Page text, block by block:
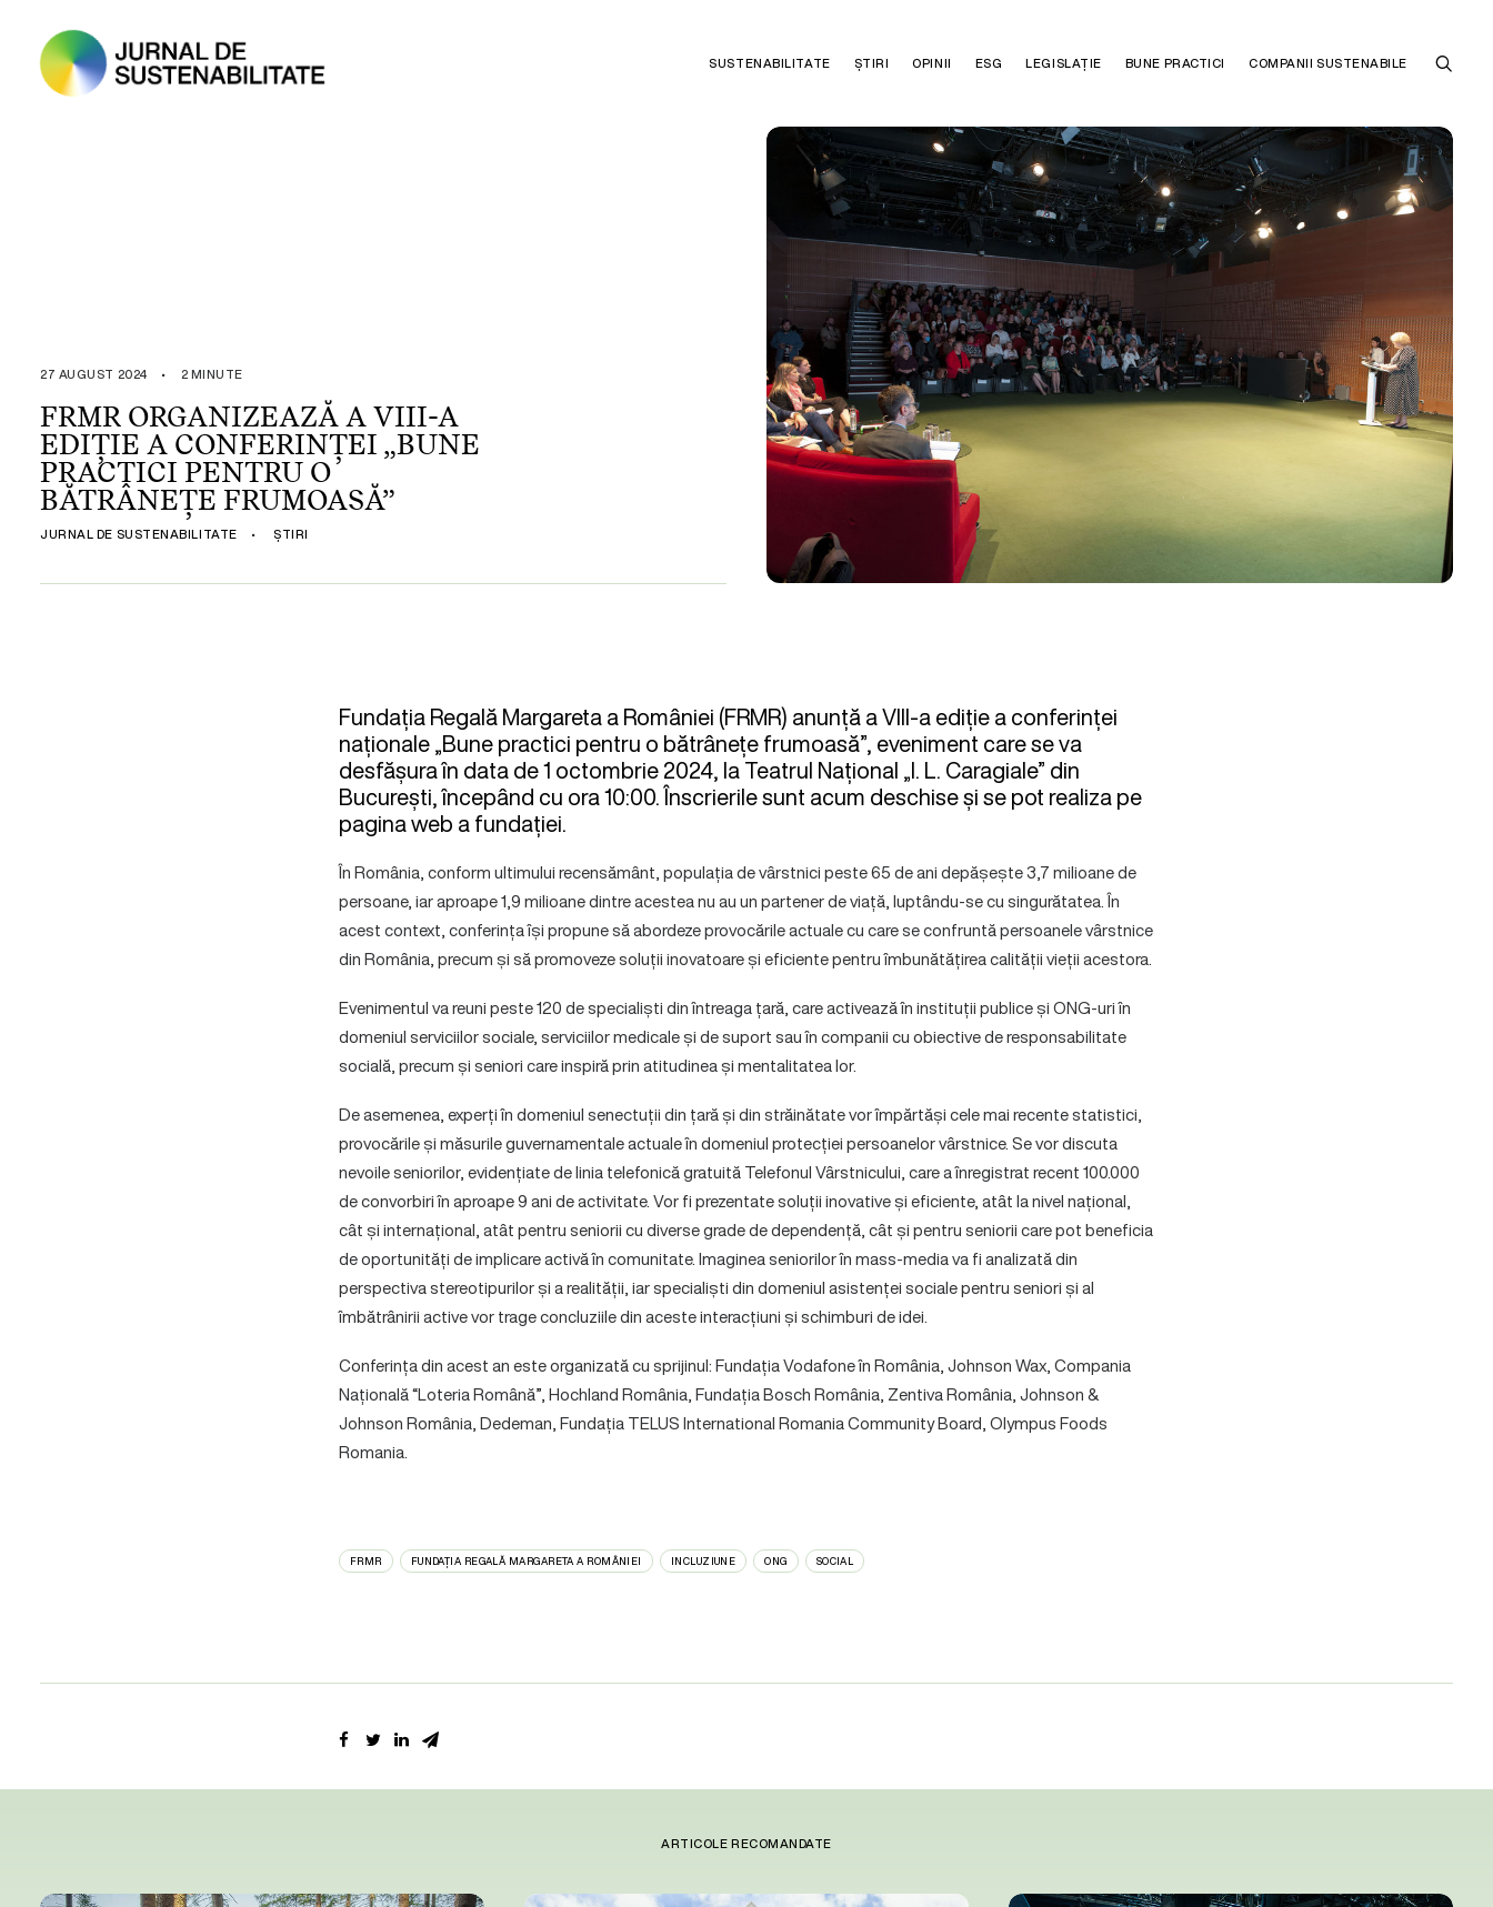
SUSTENABILITATE ȘTIRI OPINII ESG LEGISLAȚIE BUNE PRACTICI COMPANII SUSTENABILE
27 AUGUST 2024 • 2 MINUTE
FRMR ORGANIZEAZĂ A VIII-A
EDIȚIE A CONFERINȚEI „BUNE
PRACTICI PENTRU O
BĂTRÂNEȚE FRUMOASĂ”
JURNAL DE SUSTENABILITATE • ȘTIRI
Fundația Regală Margareta a României (FRMR) anunță a VIII-a ediție a conferinței
naționale „Bune practici pentru o bătrânețe frumoasă”, eveniment care se va
desfășura în data de 1 octombrie 2024, la Teatrul Național „I. L. Caragiale” din
București, începând cu ora 10:00. Înscrierile sunt acum deschise și se pot realiza pe
pagina web a fundației.
În România, conform ultimului recensământ, populația de vârstnici peste 65 de ani depășește 3,7 milioane de
persoane, iar aproape 1,9 milioane dintre acestea nu au un partener de viață, luptându-se cu singurătatea. În
acest context, conferința își propune să abordeze provocările actuale cu care se confruntă persoanele vârstnice
din România, precum și să promoveze soluții inovatoare și eficiente pentru îmbunătățirea calității vieții acestora.
Evenimentul va reuni peste 120 de specialiști din întreaga țară, care activează în instituții publice și ONG-uri în
domeniul serviciilor sociale, serviciilor medicale și de suport sau în companii cu obiective de responsabilitate
socială, precum și seniori care inspiră prin atitudinea și mentalitatea lor.
De asemenea, experți în domeniul senectuții din țară și din străinătate vor împărtăși cele mai recente statistici,
provocările și măsurile guvernamentale actuale în domeniul protecției persoanelor vârstnice. Se vor discuta
nevoile seniorilor, evidențiate de linia telefonică gratuită Telefonul Vârstnicului, care a înregistrat recent 100.000
de convorbiri în aproape 9 ani de activitate. Vor fi prezentate soluții inovative și eficiente, atât la nivel național,
cât și internațional, atât pentru seniorii cu diverse grade de dependență, cât și pentru seniorii care pot beneficia
de oportunități de implicare activă în comunitate. Imaginea seniorilor în mass-media va fi analizată din
perspectiva stereotipurilor și a realității, iar specialiști din domeniul asistenței sociale pentru seniori și al
îmbătrânirii active vor trage concluziile din aceste interacțiuni și schimburi de idei.
Conferința din acest an este organizată cu sprijinul: Fundația Vodafone în România, Johnson Wax, Compania
Națională “Loteria Română”, Hochland România, Fundația Bosch România, Zentiva România, Johnson &
Johnson România, Dedeman, Fundația TELUS International Romania Community Board, Olympus Foods
Romania.
FRMR FUNDAȚIA REGALĂ MARGARETA A ROMÂNIEI INCLUZIUNE ONG SOCIAL
ARTICOLE RECOMANDATE